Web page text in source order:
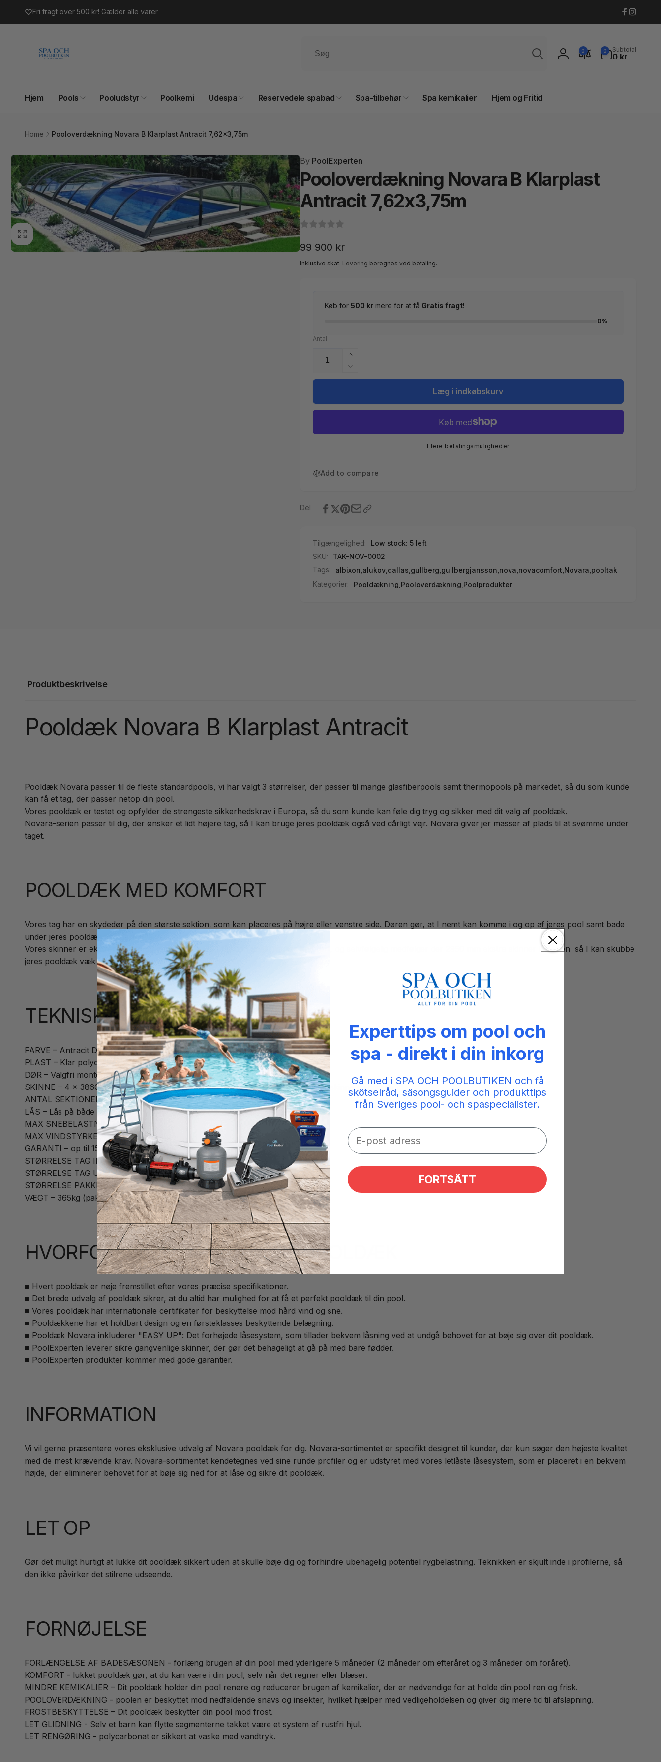
indhold Fri fragt over 500 kr! Gælder alle varer
Facebook
Log
0 0
varer
Subtotal
0 kr
Hjem Pools Pooludstyr Poolkemi Udespa Reservedele spabad Spa-tilbehør Spa kemikalier Hjem og Fritid
Home Pooloverdækning Novara B Klarplast Antracit 7,62x3,75m
Gå til
produktoplysninger
ByPoolExperten
Pooloverdækning Novara B Klarplast
Antracit 7,62x3,75m
Normalpris
99 900 kr
Inklusive skat. Levering beregnes ved betaling.
Køb for 500 krmere for at få Gratis fragt!
0%
Antal
Øg
antallet
for
B
Reducer
antallet
Pooloverdækning
Novara
Klarplast
Læg i indkøbskurv
Flere betalingsmuligheder
Add to compare
Del
Tilgængelighed:
Low stock: 5 left
SKU:
TAK-NOV-0002
Tags:
albixon alukov, dallas gullberg gullbergjansson nova novacomfort Novara pooltak
Kategorier:
Pooldækning, Pooloverdækning, Poolprodukter
Produktbeskrivelse
Pooldæk Novara B Klarplast Antracit
Pooldæk Novara passer til de fleste standardpools, vi har valgt 3 størrelser, der passer til mange glasfiberpools samt thermopools på markedet, så du som kunde
kan få et tag, der passer netop din pool.
Vores pooldæk er testet og opfylder de strengeste sikkerhedskrav i Europa, så du som kunde kan føle dig tryg og sikker med dit valg af pooldæk.
Novara-serien passer til dig, der ønsker et lidt højere tag, så I kan bruge jeres pooldæk også ved dårligt vejr. Novara giver jer masser af plads til at svømme under
taget.
POOLDÆK MED KOMFORT
Vores tag har en skydedør på den største sektion, som kan placeres på højre eller venstre side. Døren gør, at I nemt kan komme i og op af jeres pool samt bade
under jeres pooldæk ved dårligere vejr.
Vores skinner er ekstremt flade og gangvenlige, så I får den bedst mulige komfort, og selvfølgelig medfølger der 2950 mm ekstra skinner i pakken, så I kan skubbe
jeres pooldæk væk fra poolen og nemt bruge hele poolen.
TEKNISK INFORMATION
FARVE – Antracit DB703
PLAST – Klar polycarbonat 3mm (PC)
DØR – Valgfri montering på højre eller venstre side af den store sektion, låsbar
SKINNE – 4 x 3860 mm, gangvenlige 14mm i eloxeret aluminium, 2950mm ekstraskinne medfølger
ANTAL SEKTIONER – 3 stk.
LÅS – Lås på både tag og dør
MAX SNEBELASTNING – 70kg/m2
MAX VINDSTYRKE – 100km/t
GARANTI – op til 15 års materialegaranti
STØRRELSE TAG INDVENDIGT – 7620x3750x648 mm
STØRRELSE TAG UDVENDIGT – 7696x4173x854 mm
STØRRELSE PAKKE – 4500x470x1460 mm
VÆGT – 365kg (pakkevægt 435kg)
HVORFOR VÆLGE ET NOVARA POOLDÆK
■ Hvert pooldæk er nøje fremstillet efter vores præcise specifikationer.
■ Det brede udvalg af pooldæk sikrer, at du altid har mulighed for at få et perfekt pooldæk til din pool.
■ Vores pooldæk har internationale certifikater for beskyttelse mod hård vind og sne.
■ Pooldækkene har et holdbart design og en førsteklasses beskyttende belægning.
■ Pooldæk Novara inkluderer "EASY UP": Det forhøjede låsesystem, som tillader bekvem låsning ved at undgå behovet for at bøje sig over dit pooldæk.
■ PoolExperten leverer sikre gangvenlige skinner, der gør det behageligt at gå på med bare fødder.
■ PoolExperten produkter kommer med gode garantier.
INFORMATION
Vi vil gerne præsentere vores eksklusive udvalg af Novara pooldæk for dig. Novara-sortimentet er specifikt designet til kunder, der kun søger den højeste kvalitet
med de mest krævende krav. Novara-sortimentet kendetegnes ved sine runde profiler og er udstyret med vores letlåste låsesystem, som er placeret i en bekvem
højde, der eliminerer behovet for at bøje sig ned for at låse og sikre dit pooldæk.
LET OP
Gør det muligt hurtigt at lukke dit pooldæk sikkert uden at skulle bøje dig og forhindre ubehagelig potentiel rygbelastning. Teknikken er skjult inde i profilerne, så
den ikke påvirker det stilrene udseende.
FORNØJELSE
FORLÆNGELSE AF BADESÆSONEN - forlæng brugen af din pool med yderligere 5 måneder (2 måneder om efteråret og 3 måneder om foråret).
KOMFORT - lukket pooldæk gør, at du kan være i din pool, selv når det regner eller blæser.
MINDRE KEMIKALIER – Dit pooldæk holder din pool renere og reducerer brugen af kemikalier, der er nødvendige for at holde din pool ren og frisk.
POOLOVERDÆKNING - poolen er beskyttet mod nedfaldende snavs og insekter, hvilket hjælper med vedligeholdelsen og giver dig mere tid til afslapning.
FROSTBESKYTTELSE – Dit pooldæk beskytter din pool mod frost.
LET GLIDNING - Selv et barn kan flytte segmenterne takket være et system af rustfri hjul.
LET RENGØRING - polycarbonat er sikkert at vaske med vandtryk.
Experttips om pool och
spa - direkt i din inkorg
Gå med i SPA OCH POOLBUTIKEN och få
skötselråd, säsongsguider och produkttips
från Sveriges pool- och spaspecialister.
FORTSÄTT